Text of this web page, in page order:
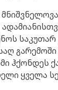
ჰქონდეს
ყველა